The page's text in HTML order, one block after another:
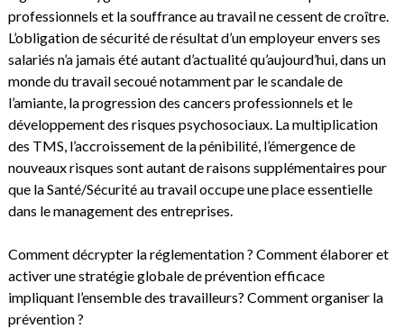
professionnels et la souffrance au travail ne cessent de croître.
L’obligation de sécurité de résultat d’un employeur envers ses
salariés n’a jamais été autant d’actualité qu’aujourd’hui, dans un
monde du travail secoué notamment par le scandale de
l’amiante, la progression des cancers professionnels et le
développement des risques psychosociaux. La multiplication
des TMS, l’accroissement de la pénibilité, l’émergence de
nouveaux risques sont autant de raisons supplémentaires pour
que la Santé/Sécurité au travail occupe une place essentielle
dans le management des entreprises.
Comment décrypter la réglementation ? Comment élaborer et
activer une stratégie globale de prévention efficace
impliquant l’ensemble des travailleurs? Comment organiser la
prévention ?